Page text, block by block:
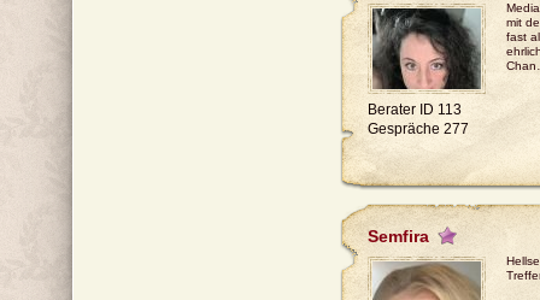
mit
fast
Berater ID 113
Gespräche 277
Semfira